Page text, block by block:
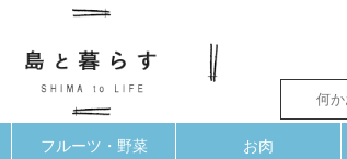
フルーツ・野菜 お肉